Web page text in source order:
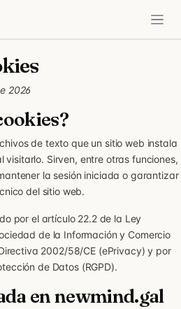
2026
de texto que un sitio web instala
visitarlo. Sirven, entre otras funciones,
la sesión iniciada o garantizar
del sitio web.
por el artículo 22.2 de la Ley
de la Información y Comercio
2002/58/CE (ePrivacy) y por
de Datos (RGPD).
en newmind.gal